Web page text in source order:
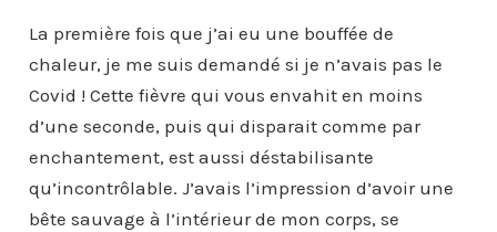
La première fois que j’ai eu une bouffée de
chaleur, je me suis demandé si je n’avais pas le
Covid ! Cette fièvre qui vous envahit en moins
d’une seconde, puis qui disparait comme par
enchantement, est aussi déstabilisante
qu’incontrôlable. J’avais l’impression d’avoir une
bête sauvage à l’intérieur de mon corps, se